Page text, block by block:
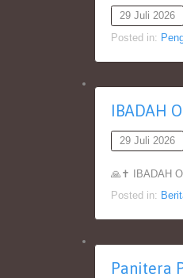
29 Juli 2026
Posted in:
IBADAH
29 Juli 2026
🙏✝️ IBADAH
Posted in:
Panitera